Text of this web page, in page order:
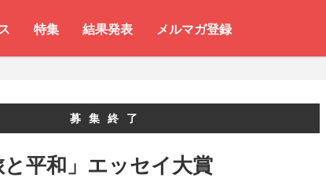
特集 結果発表 メルマガ登録
募集終了
平和」エッセイ大賞